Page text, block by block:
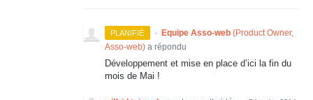
PLANIFIÉ · Equipe Asso-web (Product Owner,
Asso-web) a répondu
Développement et mise en place d’ici la fin du
mois de Mai !